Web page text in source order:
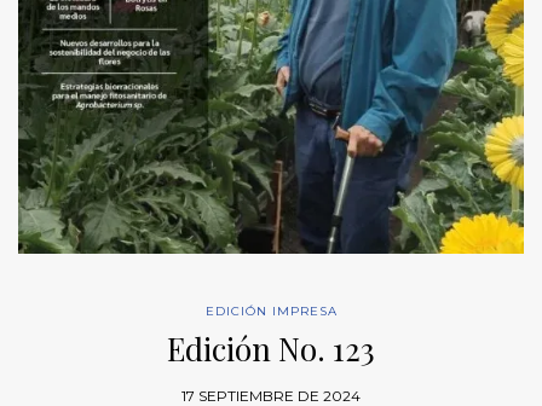
EDICIÓN IMPRESA
Edición No. 123
17 SEPTIEMBRE DE 2024